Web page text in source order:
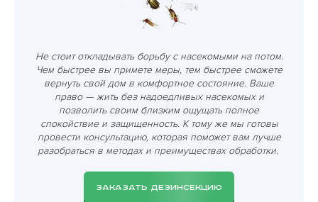
Не стоит откладывать борьбу с насекомыми на потом.
Чем быстрее вы примете меры, тем быстрее сможете
вернуть свой дом в комфортное состояние. Ваше
право — жить без надоедливых насекомых и
позволить своим близким ощущать полное
спокойствие и защищенность. К тому же мы готовы
провести консультацию, которая поможет вам лучше
разобраться в методах и преимуществах обработки.
ЗАКАЗАТЬ ДЕЗИНСЕКЦИЮ